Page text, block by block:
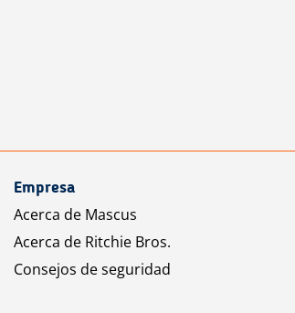
Empresa
Acerca de Mascus
Acerca de Ritchie Bros.
Consejos de seguridad